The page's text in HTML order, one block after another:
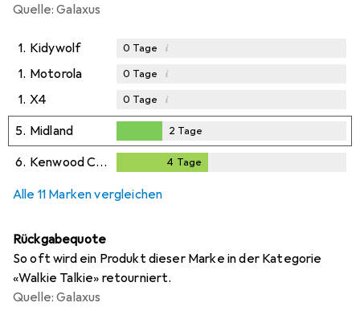
Quelle: Galaxus
1. Kidywolf 0 Tage i
1. Motorola 0 Tage i
1. X4 0 Tage i
5. Midland
2Tage
2 Tage
6. Kenwood Corp. 4 Tage
Alle 11 Marken vergleichen
Rückgabequote
So oft wird ein Produkt dieser Marke in der Kategorie
«Walkie Talkie» retourniert.
Quelle: Galaxus